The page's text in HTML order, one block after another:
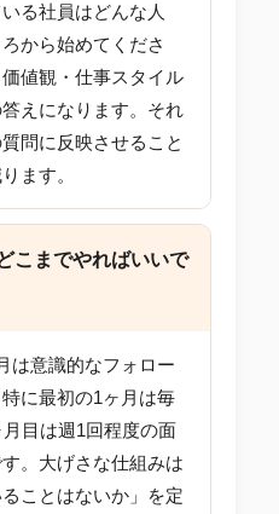
る社員はどんな人
から始めてくださ
値観・仕事スタイル
えになります。それ
問に反映させること
ます。
こまでやればいいで
は意識的なフォロー
に最初の1ヶ月は毎
目は週1回程度の面
。大げさな仕組みは
ことはないか」を定